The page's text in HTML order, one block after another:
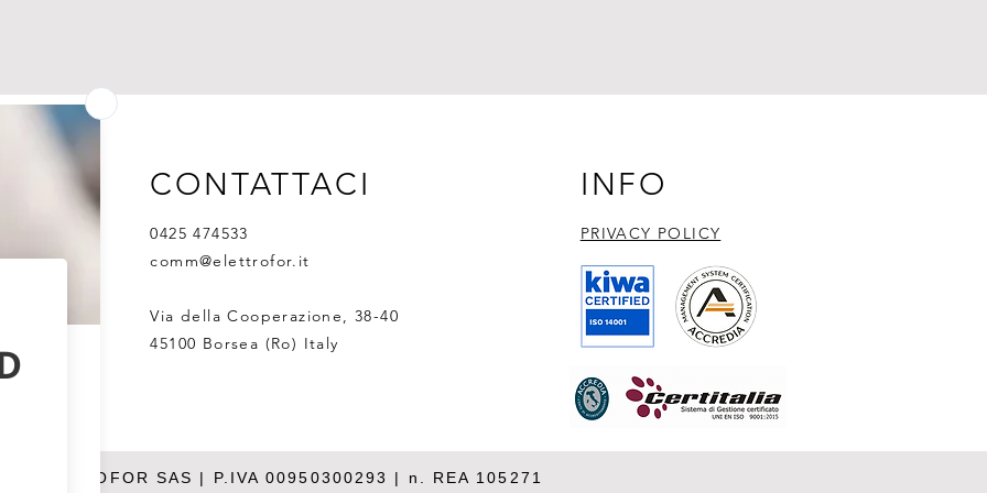
CONTATTACI
0425 474533
comm@elettrofor.it
Via della Cooperazione, 38-40
45100 Borsea (Ro) Italy
INFO
PRIVACY POLICY​
ELETTROFOR SAS | P.IVA 00950300293 | n. REA 105271